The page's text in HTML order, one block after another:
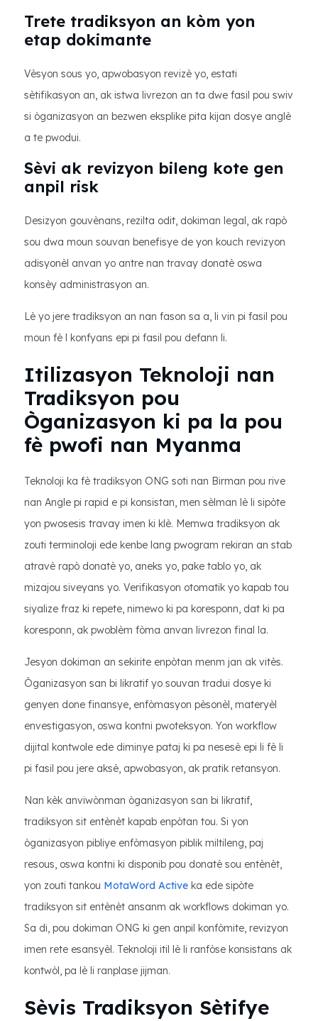
Trete tradiksyon an kòm yon
etap dokimante
Vèsyon sous yo, apwobasyon revizè yo, estati
sètifikasyon an, ak istwa livrezon an ta dwe fasil pou swiv
si òganizasyon an bezwen eksplike pita kijan dosye anglè
a te pwodui.
Sèvi ak revizyon bileng kote gen
anpil risk
Desizyon gouvènans, rezilta odit, dokiman legal, ak rapò
sou dwa moun souvan benefisye de yon kouch revizyon
adisyonèl anvan yo antre nan travay donatè oswa
konsèy administrasyon an.
Lè yo jere tradiksyon an nan fason sa a, li vin pi fasil pou
moun fè l konfyans epi pi fasil pou defann li.
Itilizasyon Teknoloji nan
Tradiksyon pou
Òganizasyon ki pa la pou
fè pwofi nan Myanma
Teknoloji ka fè tradiksyon ONG soti nan Birman pou rive
nan Angle pi rapid e pi konsistan, men sèlman lè li sipòte
yon pwosesis travay imen ki klè. Memwa tradiksyon ak
zouti terminoloji ede kenbe lang pwogram rekiran an stab
atravè rapò donatè yo, aneks yo, pake tablo yo, ak
mizajou siveyans yo. Verifikasyon otomatik yo kapab tou
siyalize fraz ki repete, nimewo ki pa koresponn, dat ki pa
koresponn, ak pwoblèm fòma anvan livrezon final la.
Jesyon dokiman an sekirite enpòtan menm jan ak vitès.
Òganizasyon san bi likratif yo souvan tradui dosye ki
genyen done finansye, enfòmasyon pèsonèl, materyèl
envestigasyon, oswa kontni pwoteksyon. Yon workflow
dijital kontwole ede diminye pataj ki pa nesesè epi li fè li
pi fasil pou jere aksè, apwobasyon, ak pratik retansyon.
Nan kèk anviwònman òganizasyon san bi likratif,
tradiksyon sit entènèt kapab enpòtan tou. Si yon
òganizasyon pibliye enfòmasyon piblik miltileng, paj
resous, oswa kontni ki disponib pou donatè sou entènèt,
yon zouti tankou MotaWord Active ka ede sipòte
tradiksyon sit entènèt ansanm ak workflows dokiman yo.
Sa di, pou dokiman ONG ki gen anpil konfòmite, revizyon
imen rete esansyèl. Teknoloji itil lè li ranfòse konsistans ak
kontwòl, pa lè li ranplase jijman.
Sèvis Tradiksyon Sètifye